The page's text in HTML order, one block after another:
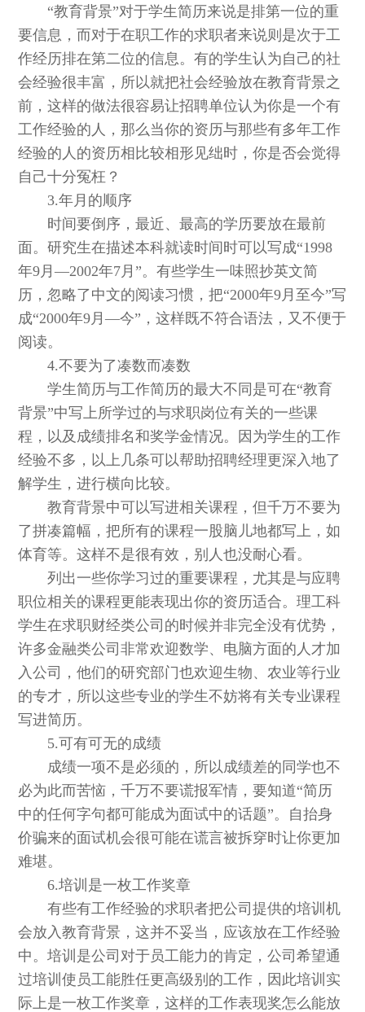
“教育背景”对于学生简历来说是排第一位的重
要信息，而对于在职工作的求职者来说则是次于工
作经历排在第二位的信息。有的学生认为自己的社
会经验很丰富，所以就把社会经验放在教育背景之
前，这样的做法很容易让招聘单位认为你是一个有
工作经验的人，那么当你的资历与那些有多年工作
经验的人的资历相比较相形见绌时，你是否会觉得
自己十分冤枉？
3.年月的顺序
时间要倒序，最近、最高的学历要放在最前
面。研究生在描述本科就读时间时可以写成“1998
年9月—2002年7月”。有些学生一味照抄英文简
历，忽略了中文的阅读习惯，把“2000年9月至今”写
成“2000年9月—今”，这样既不符合语法，又不便于
阅读。
4.不要为了凑数而凑数
学生简历与工作简历的最大不同是可在“教育
背景”中写上所学过的与求职岗位有关的一些课
程，以及成绩排名和奖学金情况。因为学生的工作
经验不多，以上几条可以帮助招聘经理更深入地了
解学生，进行横向比较。
教育背景中可以写进相关课程，但千万不要为
了拼凑篇幅，把所有的课程一股脑儿地都写上，如
体育等。这样不是很有效，别人也没耐心看。
列出一些你学习过的重要课程，尤其是与应聘
职位相关的课程更能表现出你的资历适合。理工科
学生在求职财经类公司的时候并非完全没有优势，
许多金融类公司非常欢迎数学、电脑方面的人才加
入公司，他们的研究部门也欢迎生物、农业等行业
的专才，所以这些专业的学生不妨将有关专业课程
写进简历。
5.可有可无的成绩
成绩一项不是必须的，所以成绩差的同学也不
必为此而苦恼，千万不要谎报军情，要知道“简历
中的任何字句都可能成为面试中的话题”。自抬身
价骗来的面试机会很可能在谎言被拆穿时让你更加
难堪。
6.培训是一枚工作奖章
有些有工作经验的求职者把公司提供的培训机
会放入教育背景，这并不妥当，应该放在工作经验
中。培训是公司对于员工能力的肯定，公司希望通
过培训使员工能胜任更高级别的工作，因此培训实
际上是一枚工作奖章，这样的工作表现奖怎么能放